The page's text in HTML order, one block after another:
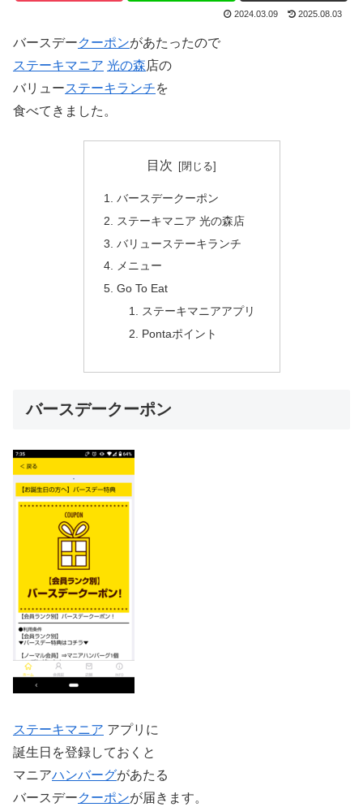
2024.03.09 2025.08.03
バースデークーポンがあたったので
ステーキマニア 光の森店の
バリューステーキランチを
食べてきました。
目次
バースデークーポン
ステーキマニア 光の森店
バリューステーキランチ
メニュー
Go To Eat
ステーキマニアアプリ
Pontaポイント
バースデークーポン
ステーキマニア アプリに
誕生日を登録しておくと
マニアハンバーグがあたる
バースデークーポンが届きます。